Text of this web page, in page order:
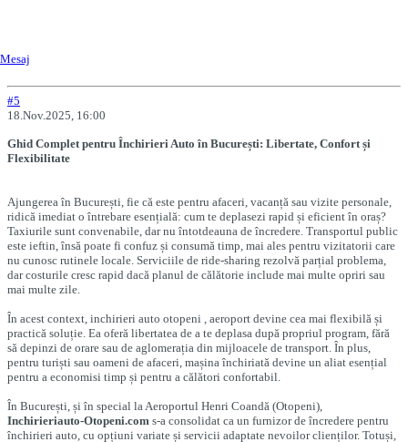
Mesaj
#5
18.Nov.2025, 16:00
Ghid Complet pentru Închirieri Auto în București: Libertate, Confort și
Flexibilitate
Ajungerea în București, fie că este pentru afaceri, vacanță sau vizite personale,
ridică imediat o întrebare esențială: cum te deplasezi rapid și eficient în oraș?
Taxiurile sunt convenabile, dar nu întotdeauna de încredere. Transportul public
este ieftin, însă poate fi confuz și consumă timp, mai ales pentru vizitatorii care
nu cunosc rutinele locale. Serviciile de ride-sharing rezolvă parțial problema,
dar costurile cresc rapid dacă planul de călătorie include mai multe opriri sau
mai multe zile.
În acest context, inchirieri auto otopeni , aeroport devine cea mai flexibilă și
practică soluție. Ea oferă libertatea de a te deplasa după propriul program, fără
să depinzi de orare sau de aglomerația din mijloacele de transport. În plus,
pentru turiști sau oameni de afaceri, mașina închiriată devine un aliat esențial
pentru a economisi timp și pentru a călători confortabil.
În București, și în special la Aeroportul Henri Coandă (Otopeni),
Inchirieriauto-Otopeni.com s-a consolidat ca un furnizor de încredere pentru
închirieri auto, cu opțiuni variate și servicii adaptate nevoilor clienților. Totuși,